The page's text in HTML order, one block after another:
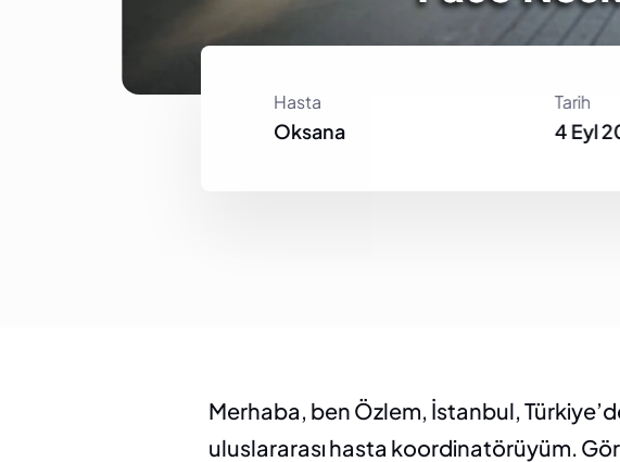
Hasta
Oksana
Tarih
4 Eyl
Merhaba, ben Özlem, İstanbul,
uluslararası hasta koordinatörüyüm.